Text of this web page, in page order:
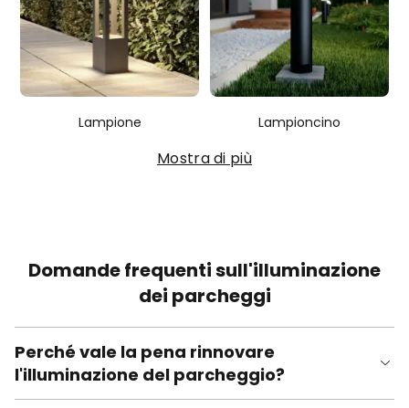
Lampione Lampioncino
Mostra di più
Domande frequenti sull'illuminazione
dei parcheggi
Perché vale la pena rinnovare
l'illuminazione del parcheggio?